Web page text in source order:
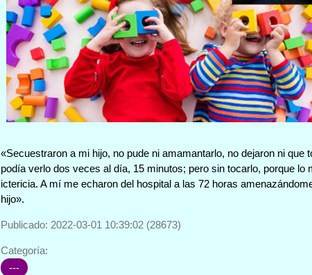
«Secuestraron a mi hijo, no pude ni amamantarlo, no dejaron ni
podía verlo dos veces al día, 15 minutos; pero sin tocarlo, porque
ictericia. A mí me echaron del hospital a las 72 horas
hijo».
Publicado: 2022-03-01 10:39:02 (28673)
Categoría:
---